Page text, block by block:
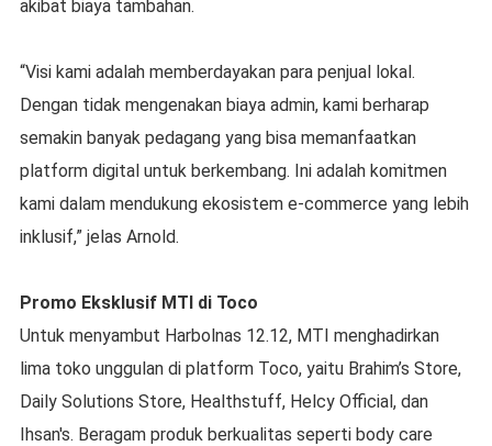
akibat biaya tambahan.
“Visi kami adalah memberdayakan para penjual lokal.
Dengan tidak mengenakan biaya admin, kami berharap
semakin banyak pedagang yang bisa memanfaatkan
platform digital untuk berkembang. Ini adalah komitmen
kami dalam mendukung ekosistem e-commerce yang lebih
inklusif,” jelas Arnold.
Promo Eksklusif MTI di Toco
Untuk menyambut Harbolnas 12.12, MTI menghadirkan
lima toko unggulan di platform Toco, yaitu Brahim’s Store,
Daily Solutions Store, Healthstuff, Helcy Official, dan
Ihsan's. Beragam produk berkualitas seperti body care